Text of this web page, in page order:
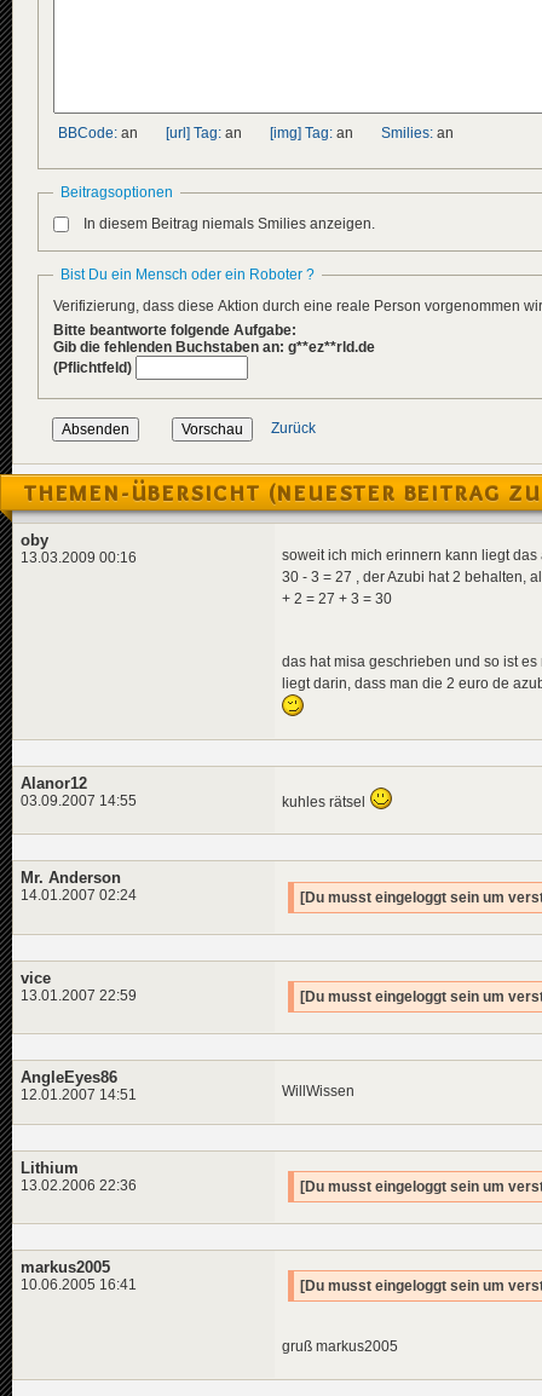
BBCode: an [url] Tag: an [img] Tag: an Smilies: an
Beitragsoptionen
In diesem Beitrag niemals Smilies anzeigen.
Bist Du ein Mensch oder ein Roboter ?
Verifizierung, dass diese Aktion durch eine reale Person vorgenommen
Bitte beantworte folgende Aufgabe:
Gib die fehlenden Buchstaben an: g**ez**rld.de
(Pflichtfeld)
Zurück
THEMEN-ÜBERSICHT (NEUESTER BEITRAG
oby
13.03.2009 00:16
soweit ich mich erinnern kann liegt
30 - 3 = 27 , der Azubi hat 2 behalten,
+ 2 = 27 + 3 = 30
das hat misa geschrieben und so ist
liegt darin, dass man die 2 euro de
Alanor12
03.09.2007 14:55 kuhles rätsel
Mr. Anderson
14.01.2007 02:24 [Du musst eingeloggt sein um
vice
13.01.2007 22:59 [Du musst eingeloggt sein um
AngleEyes86
12.01.2007 14:51 WillWissen
Lithium
13.02.2006 22:36 [Du musst eingeloggt sein um
markus2005
10.06.2005 16:41 [Du musst eingeloggt sein um
gruß markus2005